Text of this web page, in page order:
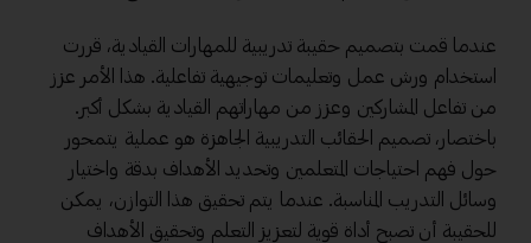
عندما قمت بتصميم حقيبة تدريبية للمهارات القيادية، قررت
استخدام ورش عمل وتعليمات توجيهية تفاعلية. هذا الأمر عزز
من تفاعل المشاركين وعزز من مهاراتهم القيادية بشكل أكبر.
باختصار، تصميم الحقائب التدريبية الجاهزة هو عملية يتمحور
حول فهم احتياجات المتعلمين وتحديد الأهداف بدقة واختيار
وسائل التدريب المناسبة. عندما يتم تحقيق هذا التوازن، يمكن
للحقيبة أن تصبح أداة قوية لتعزيز التعلم وتحقيق الأهداف